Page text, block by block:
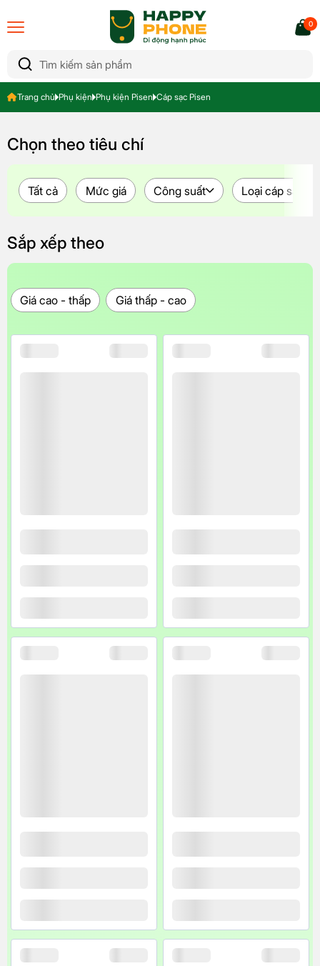
0
Trang chủ Phụ kiện Phụ kiện Pisen Cáp sạc Pisen
Chọn theo tiêu chí
Tất cả Mức giá Công suất Loại cáp sạc
Sắp xếp theo
Giá cao - thấp Giá thấp - cao